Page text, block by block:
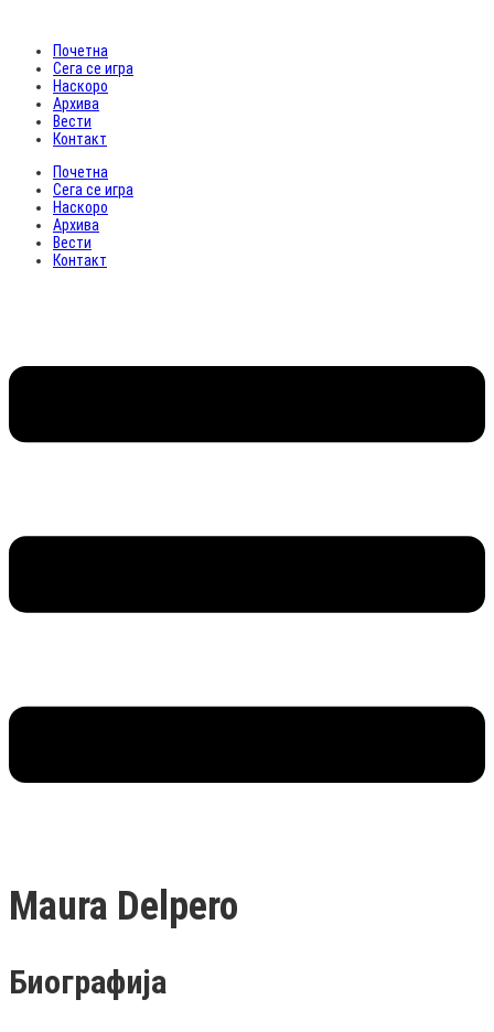
Почетна
Сега се игра
Наскоро
Архива
Вести
Контакт
Почетна
Сега се игра
Наскоро
Архива
Вести
Контакт
Maura Delpero
Биографија